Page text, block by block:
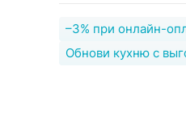
–3% при онлайн-
Обнови кухню с